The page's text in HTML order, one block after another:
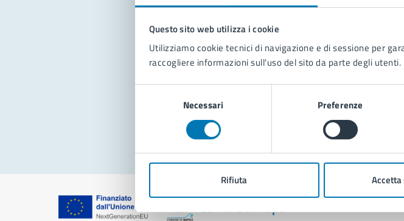
Questo sito web utilizza i cookie
Utilizziamo cookie tecnici di navigazione e di sessione per
raccogliere informazioni sull'uso del sito da parte degli utenti.
Necessari Preferenze
Rifiuta
Leggi le domande frequenti
Richiedi assistenza
Prenota appuntamento
Segnala disservizio
Comune di Napoli